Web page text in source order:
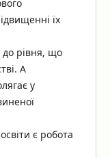
їх
до рівня, що
А
у
є робота